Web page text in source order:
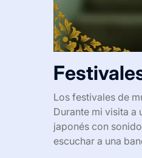
Los festivales de
Durante mi visita a
japonés con
escuchar a una